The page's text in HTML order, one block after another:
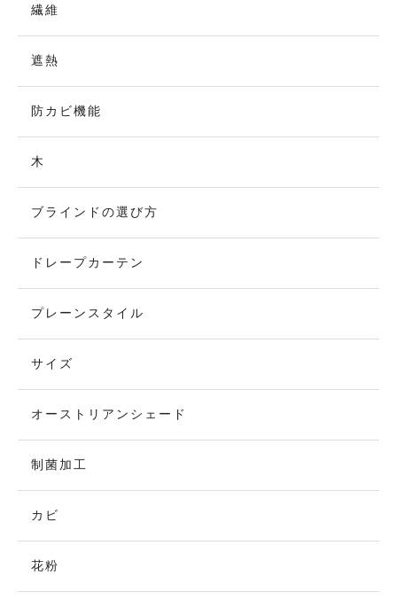
繊維
遮熱
防カビ機能
木
ブラインドの選び方
ドレープカーテン
プレーンスタイル
サイズ
オーストリアンシェード
制菌加工
カビ
花粉